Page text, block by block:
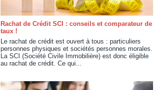
Rachat de Crédit SCI : conseils et comparateur de
taux !
Le rachat de crédit est ouvert à tous : particuliers
personnes physiques et sociétés personnes morales.
La SCI (Société Civile Immobilière) est donc éligible
au rachat de crédit. Ce qui...